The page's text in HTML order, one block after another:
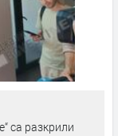
са разкрили